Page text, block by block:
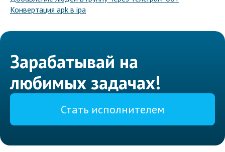
Конвертация apk в ipa
Зарабатывай на
любимых задачах!
Стать исполнителем